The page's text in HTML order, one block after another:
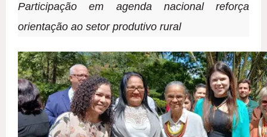
Participação em agenda nacional reforça
orientação ao setor produtivo rural